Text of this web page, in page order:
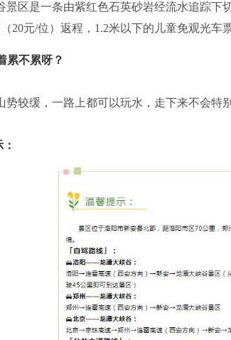
区是一条由紫红色石英砂岩经流水追踪下
20元/位）返程，1.2米以下的儿童免观光车票
累不累呀？
较缓，一路上都可以玩水，走下来不会特别